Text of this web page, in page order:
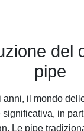
del
pipe
anni, il mondo
in
Le pipe